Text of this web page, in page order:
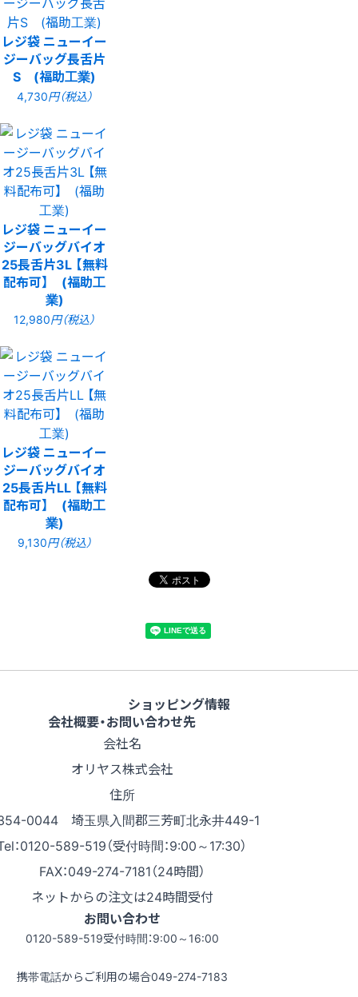
レジ袋 ニューイー
ジーバッグ長舌片
S (福助工業)
4,730円（税込）
レジ袋 ニューイー
ジーバッグバイオ
25長舌片3L 【無料
配布可】 (福助工
業)
12,980円（税込）
レジ袋 ニューイー
ジーバッグバイオ
25長舌片LL 【無料
配布可】 (福助工
業)
9,130円（税込）
ショッピング情報
会社概要・お問い合わせ先
会社名
オリヤス株式会社
住所
0044 埼玉県入間郡三芳町北永井449-1
：0120-589-519（受付時間：9:00～17:30）
FAX：049-274-7181（24時間）
ネットからの注文は24時間受付
お問い合わせ
0120-589-519受付時間：9:00～16:00
携帯電話からご利用の場合049-274-7183